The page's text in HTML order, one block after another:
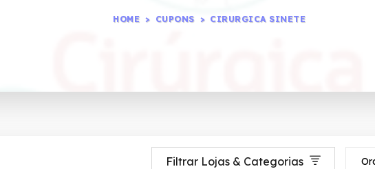
HOME CUPONS CIRURGICA SINETE
Filtrar Lojas & Categorias